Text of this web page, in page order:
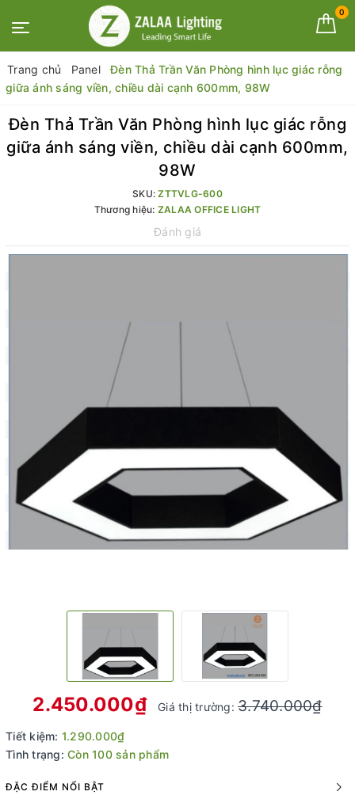
0
Trang chủ Panel
Đèn Thả Trần Văn Phòng hình lục giác rỗng
giữa ánh sáng viền, chiều dài cạnh 600mm, 98W
Đèn Thả Trần Văn Phòng hình lục giác rỗng
giữa ánh sáng viền, chiều dài cạnh 600mm,
98W
SKU:ZTTVLG-600
Thương hiệu: ZALAA OFFICE LIGHT
Đánh giá
2.450.000₫ Giá thị trường:3.740.000₫
Tiết kiệm: 1.290.000₫
Tình trạng: Còn 100 sản phẩm
ĐẶC ĐIỂM NỔI BẬT